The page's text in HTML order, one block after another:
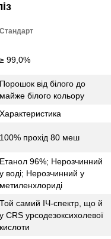
Стандарт
≥ 99,0%
Порошок від білого до
майже білого кольору
Характеристика
100% прохід 80 меш
Етанол 96%; Нерозчинний
у воді; Нерозчинний у
метиленхлориді
Той самий ІЧ-спектр, що й
у CRS урсодезоксихолевої
кислоти